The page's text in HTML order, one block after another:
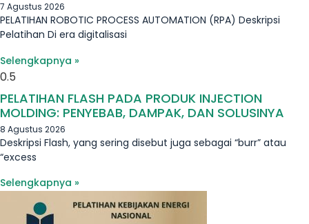
7 Agustus 2026
PELATIHAN ROBOTIC PROCESS AUTOMATION (RPA) Deskripsi
Pelatihan Di era digitalisasi
Selengkapnya »
PELATIHAN FLASH PADA PRODUK INJECTION
MOLDING: PENYEBAB, DAMPAK, DAN SOLUSINYA
8 Agustus 2026
Deskripsi Flash, yang sering disebut juga sebagai “burr” atau
“excess
Selengkapnya »